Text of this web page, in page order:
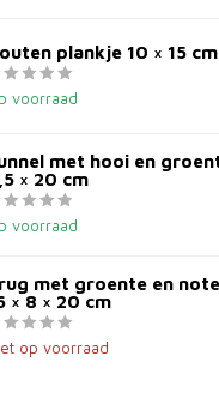
plankje 10 × 15 cm
voorraad
met hooi en
× 20 cm
voorraad
met groente en
× 8 × 20 cm
op voorraad